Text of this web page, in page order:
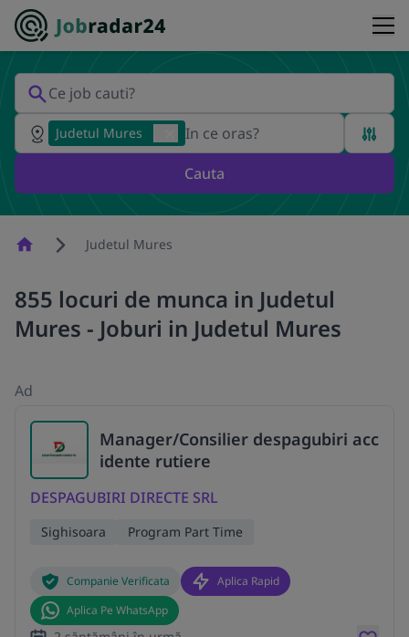
Judetul Mures
Cauta
HomepageJudetul Mures
855 locuri de munca in Judetul
Mures - Joburi in Judetul Mures
Ad
Manager/Consilier despagubiri acc
idente rutiere
DESPAGUBIRI DIRECTE SRL
Sighisoara Program Part Time
Companie Verificata
Aplica Rapid
Aplica Pe WhatsApp